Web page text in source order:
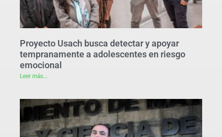
Proyecto Usach busca detectar y apoyar
tempranamente a adolescentes en riesgo
emocional
Leer más...